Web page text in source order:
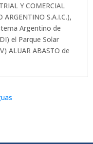
Y COMERCIAL
S.A.I.C.),
Argentino de
el Parque Solar
ALUAR ABASTO de